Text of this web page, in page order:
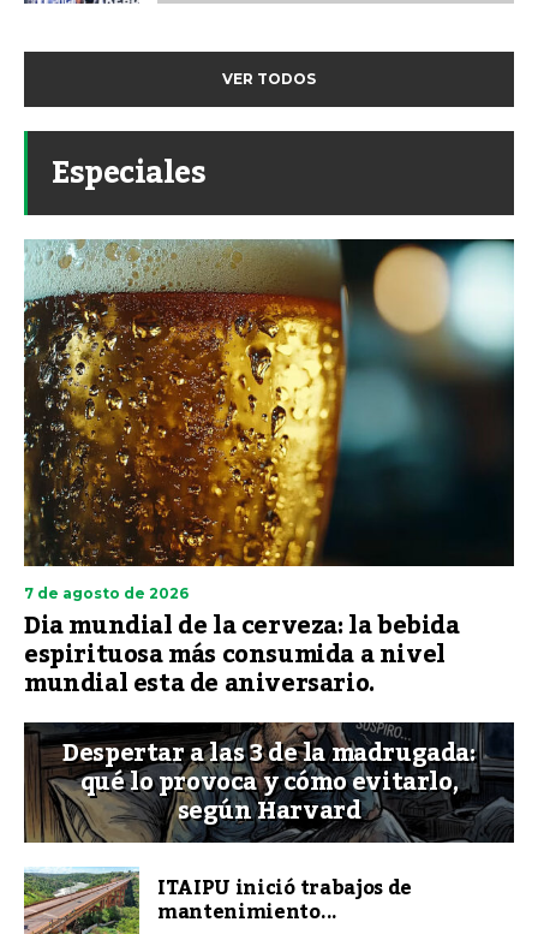
VER TODOS
Especiales
7 de agosto de 2026
Dia mundial de la cerveza: la bebida
espirituosa más consumida a nivel
mundial esta de aniversario.
Despertar a las 3 de la madrugada:
qué lo provoca y cómo evitarlo,
según Harvard
ITAIPU inició trabajos de
mantenimiento...